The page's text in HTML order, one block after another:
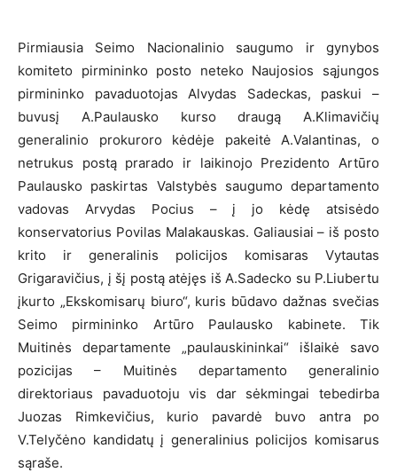
Pirmiausia Seimo Nacionalinio saugumo ir gynybos
komiteto pirmininko posto neteko Naujosios sąjungos
pirmininko pavaduotojas Alvydas Sadeckas, paskui –
buvusį A.Paulausko kurso draugą A.Klimavičių
generalinio prokuroro kėdėje pakeitė A.Valantinas, o
netrukus postą prarado ir laikinojo Prezidento Artūro
Paulausko paskirtas Valstybės saugumo departamento
vadovas Arvydas Pocius – į jo kėdę atsisėdo
konservatorius Povilas Malakauskas. Galiausiai – iš posto
krito ir generalinis policijos komisaras Vytautas
Grigaravičius, į šį postą atėjęs iš A.Sadecko su P.Liubertu
įkurto „Ekskomisarų biuro“, kuris būdavo dažnas svečias
Seimo pirmininko Artūro Paulausko kabinete. Tik
Muitinės departamente „paulauskininkai“ išlaikė savo
pozicijas – Muitinės departamento generalinio
direktoriaus pavaduotoju vis dar sėkmingai tebedirba
Juozas Rimkevičius, kurio pavardė buvo antra po
V.Telyčėno kandidatų į generalinius policijos komisarus
sąraše.